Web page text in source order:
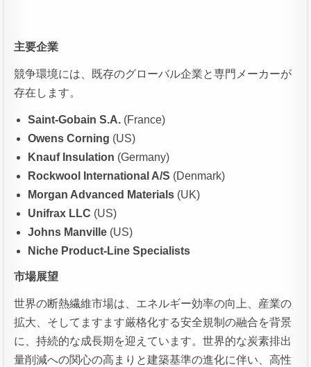
主要企業
競争環境には、既存のグローバル企業と専門メーカーが
存在します。
Saint-Gobain S.A. (France)
Owens Corning (US)
Knauf Insulation (Germany)
Rockwool International A/S (Denmark)
Morgan Advanced Materials (UK)
Unifrax LLC (US)
Johns Manville (US)
Niche Product-Line Specialists
市場展望
世界の断熱繊維市場は、エネルギー効率の向上、産業の
拡大、そしてますます厳格化する安全規制の融合を背景
に、持続的な成長期を迎えています。世界的な炭素排出
量削減への関心の高まりと建築基準の進化に伴い、高性